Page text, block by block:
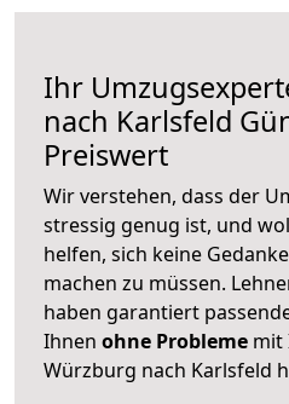
Ihr
nach Karlsfeld
Preiswert
Wir verstehen, dass der
stressig genug ist, und
helfen, sich keine
machen zu müssen.
haben garantiert
Ihnen ohne Probleme mit
Würzburg nach Karlsfeld